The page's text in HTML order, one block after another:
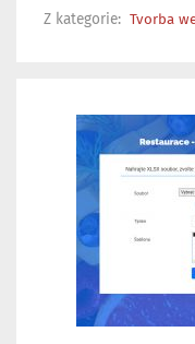
Z kategorie: Tvorba